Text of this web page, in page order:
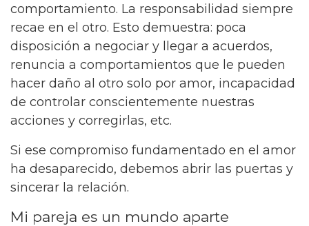
comportamiento. La responsabilidad siempre
recae en el otro. Esto demuestra: poca
disposición a negociar y llegar a acuerdos,
renuncia a comportamientos que le pueden
hacer daño al otro solo por amor, incapacidad
de controlar conscientemente nuestras
acciones y corregirlas, etc.
Si ese compromiso fundamentado en el amor
ha desaparecido, debemos abrir las puertas y
sincerar la relación.
Mi pareja es un mundo aparte